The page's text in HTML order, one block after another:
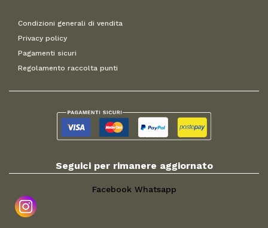
Condizioni generali di vendita
Privacy policy
Pagamenti sicuri
Regolamento raccolta punti
Seguici per rimanere aggiornato
Facebook Whatsapp